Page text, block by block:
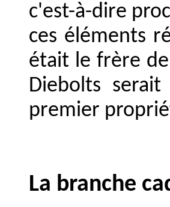
c'est-à-dire
ces éléments
était le frère
Diebolts
premier
La branche